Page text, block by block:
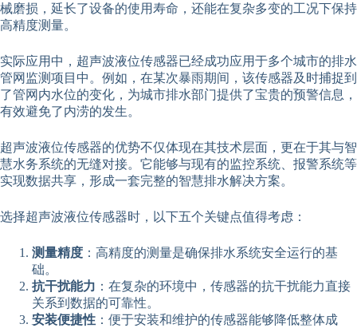
械磨损，延长了设备的使用寿命，还能在复杂多变的工况下保持
高精度测量。
实际应用中，超声波液位传感器已经成功应用于多个城市的排水
管网监测项目中。例如，在某次暴雨期间，该传感器及时捕捉到
了管网内水位的变化，为城市排水部门提供了宝贵的预警信息，
有效避免了内涝的发生。
超声波液位传感器的优势不仅体现在其技术层面，更在于其与智
慧水务系统的无缝对接。它能够与现有的监控系统、报警系统等
实现数据共享，形成一套完整的智慧排水解决方案。
选择超声波液位传感器时，以下五个关键点值得考虑：
测量精度 ：高精度的测量是确保排水系统安全运行的基
础。
抗干扰能力 ：在复杂的环境中，传感器的抗干扰能力直接
关系到数据的可靠性。
安装便捷性 ：便于安装和维护的传感器能够降低整体成